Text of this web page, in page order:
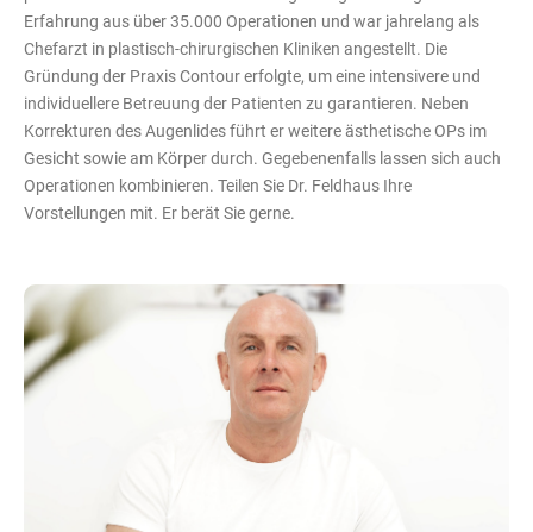
Erfahrung aus über 35.000 Operationen und war jahrelang als
Chefarzt in plastisch-chirurgischen Kliniken angestellt. Die
Gründung der Praxis Contour erfolgte, um eine intensivere und
individuellere Betreuung der Patienten zu garantieren. Neben
Korrekturen des Augenlides führt er weitere ästhetische OPs im
Gesicht sowie am Körper durch. Gegebenenfalls lassen sich auch
Operationen kombinieren. Teilen Sie Dr. Feldhaus Ihre
Vorstellungen mit. Er berät Sie gerne.